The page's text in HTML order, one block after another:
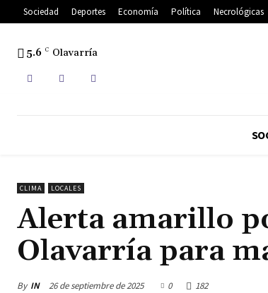
Sociedad Deportes Economía Política Necrológicas
5.6 C Olavarría
CLIMA LOCALES
Alerta amarillo
Olavarría para
By IN 26 de septiembre de 2025 0 182